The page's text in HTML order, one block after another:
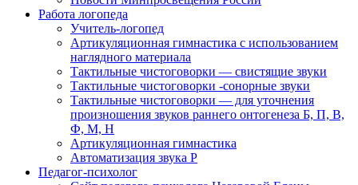
Работа логопеда
Учитель-логопед
Артикуляционная гимнастика с использованием
наглядного материала
Тактильные чистоговорки — свистящие звуки
Тактильные чистоговорки -сонорные звуки
Тактильные чистоговорки — для уточнения
произношения звуков раннего онтогенеза Б, П, В,
Ф, М, Н
Артикуляционная гимнастика
Автоматизация звука Р
Педагог-психолог